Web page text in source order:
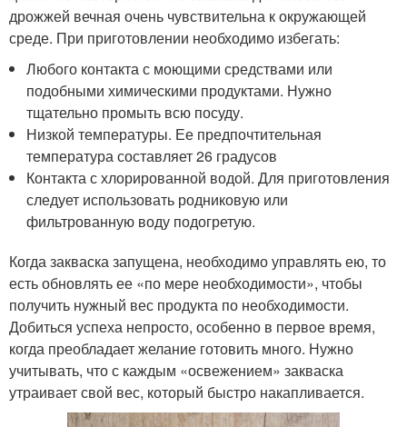
дрожжей вечная очень чувствительна к окружающей
среде. При приготовлении необходимо избегать:
Любого контакта с моющими средствами или
подобными химическими продуктами. Нужно
тщательно промыть всю посуду.
Низкой температуры. Ее предпочтительная
температура составляет 26 градусов
Контакта с хлорированной водой. Для приготовления
следует использовать родниковую или
фильтрованную воду подогретую.
Когда закваска запущена, необходимо управлять ею, то
есть обновлять ее «по мере необходимости», чтобы
получить нужный вес продукта по необходимости.
Добиться успеха непросто, особенно в первое время,
когда преобладает желание готовить много. Нужно
учитывать, что с каждым «освежением» закваска
утраивает свой вес, который быстро накапливается.